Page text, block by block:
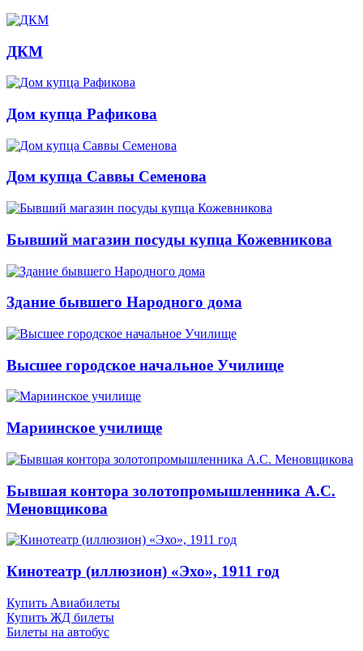
ДКМ
Дом купца Рафикова
Дом купца Саввы Семенова
Бывший магазин посуды купца Кожевникова
Здание бывшего Народного дома
Высшее городское начальное Училище
Мариинское училище
Бывшая контора золотопромышленника А.С.
Меновщикова
Кинотеатр (иллюзион) «Эхо», 1911 год
Купить Авиабилеты
Купить ЖД билеты
Билеты на автобус